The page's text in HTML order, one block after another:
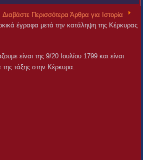
Διαβάστε Περισσότερα Άρθρα για Ιστορία
έγραφα μετά την κατάληψη της Κέρκυρας
είναι της 9/20 Ιουλίου 1799 και είναι
τάξης στην Κέρκυρα.